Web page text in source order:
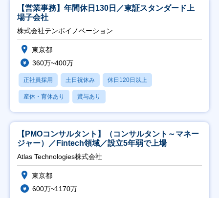
【営業事務】年間休日130日／東証スタンダード上
場子会社
株式会社テンポイノベーション
東京都
360万~400万
正社員採用 土日祝休み 休日120日以上
産休・育休あり 賞与あり
【PMOコンサルタント】（コンサルタント～マネー
ジャー）／Fintech領域／設立5年弱で上場
Atlas Technologies株式会社
東京都
600万~1170万